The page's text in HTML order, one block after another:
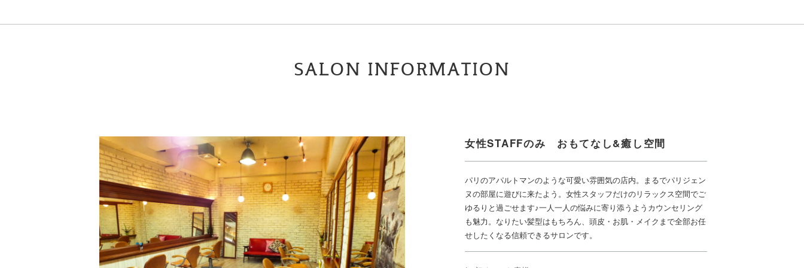
SALON INFORMATION
女性STAFFのみ おもてなし&癒し空間
パリのアパルトマンのような可愛い雰囲気の店内。まるでパリジェン
ヌの部屋に遊びに来たよう。女性スタッフだけのリラックス空間でご
ゆるりと過ごせます♪一人一人の悩みに寄り添うようカウンセリング
も魅力。なりたい髪型はもちろん、頭皮・お肌・メイクまで全部お任
せしたくなる信頼できるサロンです。